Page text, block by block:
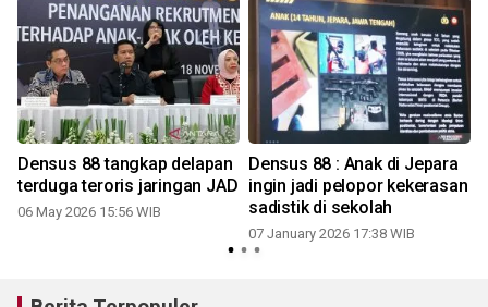
Densus 88 tangkap delapan
terduga teroris jaringan JAD
06 May 2026 15:56 WIB
Densus 88 : Anak di Jepara
ingin jadi pelopor kekerasan
sadistik di sekolah
07 January 2026 17:38 WIB